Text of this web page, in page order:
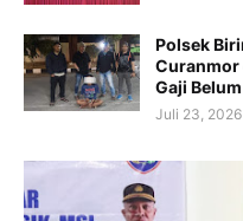
Polsek
Curanmor
Gaji
Juli 23, 2026